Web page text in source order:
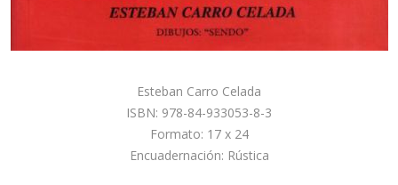
Esteban Carro Celada
ISBN: 978-84-933053-8-3
Formato: 17 x 24
Encuadernación: Rústica